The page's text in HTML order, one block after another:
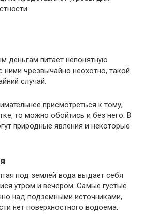
деньгам питает непонятную
ними чрезвычайно неохотно, такой
случай.
присмотреться к тому,
то можно обойтись и без него. В
природные явления и некоторые
под землей вода выдает себя
утром и вечером. Самые густые
над подземными источниками,
нет поверхностного водоема.